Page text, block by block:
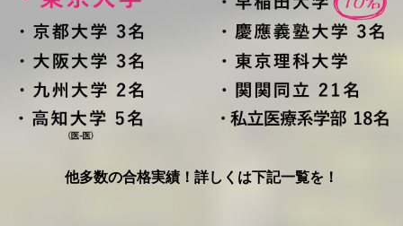
他多数の合格実績！詳しくは下記一覧を！